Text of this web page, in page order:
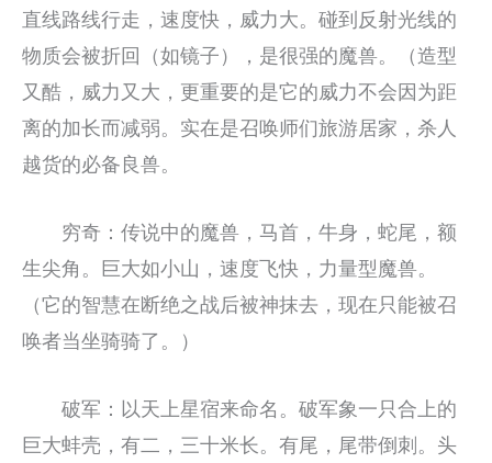
直线路线行走，速度快，威力大。碰到反射光线的
物质会被折回（如镜子），是很强的魔兽。（造型
又酷，威力又大，更重要的是它的威力不会因为距
离的加长而减弱。实在是召唤师们旅游居家，杀人
越货的必备良兽。
穷奇：传说中的魔兽，马首，牛身，蛇尾，额
生尖角。巨大如小山，速度飞快，力量型魔兽。
（它的智慧在断绝之战后被神抹去，现在只能被召
唤者当坐骑骑了。）
破军：以天上星宿来命名。破军象一只合上的
巨大蚌壳，有二，三十米长。有尾，尾带倒刺。头